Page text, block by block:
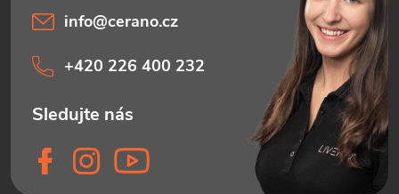
info@cerano.cz
+420 226 400 232